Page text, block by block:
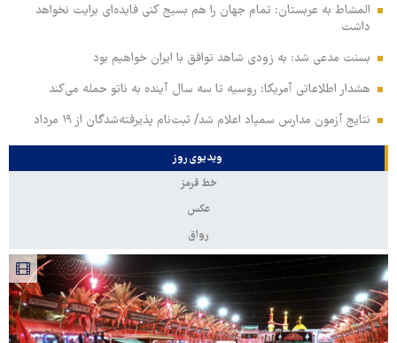
المشاط به عربستان: تمام جهان را هم بسیج کنی فایده‌ای برایت نخواهد
داشت
بسنت مدعی شد: به زودی شاهد توافق با ایران خواهیم بود
هشدار اطلاعاتی آمریکا: روسیه تا سه سال آینده به ناتو حمله می‌کند
نتایج آزمون مدارس سمپاد اعلام شد/ ثبت‌نام پذیرفته‌شدگان از ۱۹ مرداد
ویدیوی روز
خط قرمز
عکس
رواق